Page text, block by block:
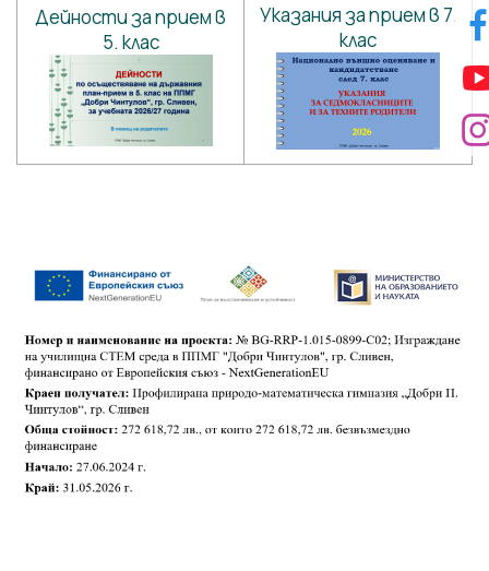
Дейности за прием в
5. клас
Указания за прием в 7.
клас